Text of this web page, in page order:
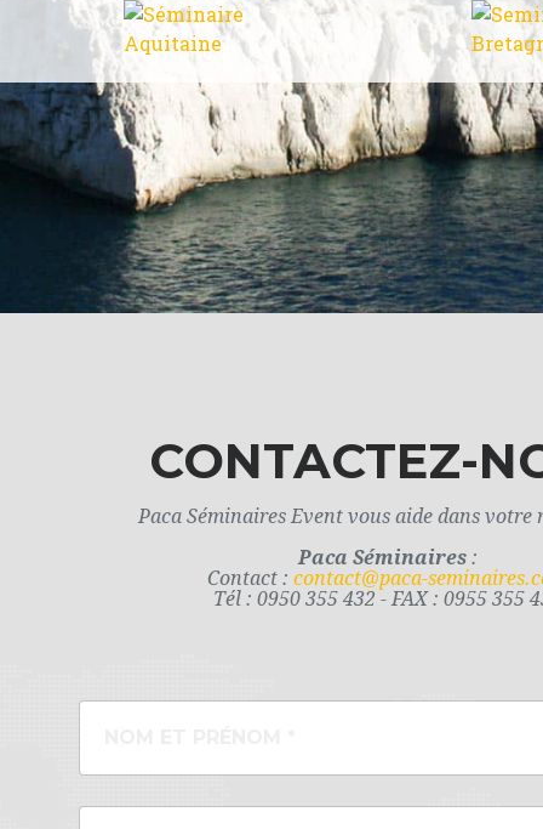
CONTACTEZ-
Paca Séminaires Event vous aide dans votre
Paca Séminaires :
Contact : contact@paca-
Tél : 0950 355 432 - FAX : 0955 355